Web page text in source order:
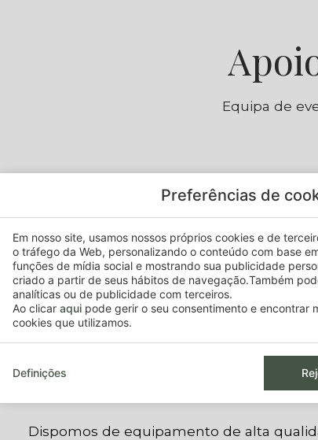
Equipa de
≈ 50 pessoas
U
≈ 20 pessoas
POTENCIALIZE AS SUAS
COM PREÇOS ESPECIAIS
Tecnologia Audiovisual
Dispomos de equipamento de alta
Preferências de
Em nosso site, usamos nossos próprios cookies e de
o tráfego da Web, personalizando o conteúdo com base
funções de mídia social e mostrando sua publicidade
criado a partir de seus hábitos de navegação.Também
analíticas ou de publicidade com terceiros.
Ao clicar aqui pode gerir o seu consentimento e encontrar
cookies que utilizamos.
Definições